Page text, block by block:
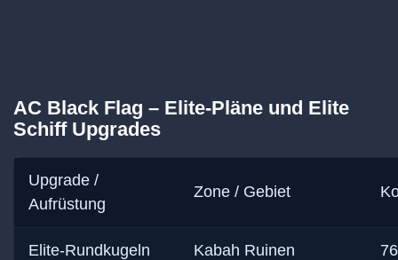
AC Black Flag – Elite-Pläne und Elite
Schiff Upgrades
Upgrade /
Aufrüstung
Zone / Gebiet
Elite-Rundkugeln Kabah Ruinen